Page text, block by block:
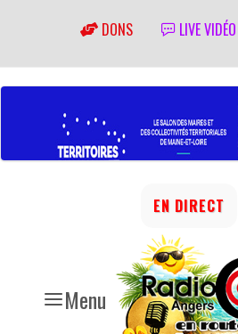
DONS LIVE VIDÉO
Menu
EN DIRECT